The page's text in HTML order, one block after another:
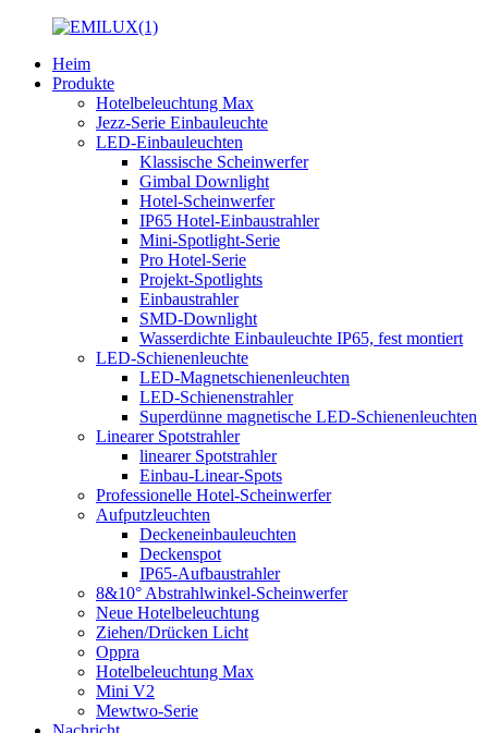
Heim
Produkte
Hotelbeleuchtung Max
Jezz-Serie Einbauleuchte
LED-Einbauleuchten
Klassische Scheinwerfer
Gimbal Downlight
Hotel-Scheinwerfer
IP65 Hotel-Einbaustrahler
Mini-Spotlight-Serie
Pro Hotel-Serie
Projekt-Spotlights
Einbaustrahler
SMD-Downlight
Wasserdichte Einbauleuchte IP65, fest montiert
LED-Schienenleuchte
LED-Magnetschienenleuchten
LED-Schienenstrahler
Superdünne magnetische LED-Schienenleuchten
Linearer Spotstrahler
linearer Spotstrahler
Einbau-Linear-Spots
Professionelle Hotel-Scheinwerfer
Aufputzleuchten
Deckeneinbauleuchten
Deckenspot
IP65-Aufbaustrahler
8&10° Abstrahlwinkel-Scheinwerfer
Neue Hotelbeleuchtung
Ziehen/Drücken Licht
Oppra
Hotelbeleuchtung Max
Mini V2
Mewtwo-Serie